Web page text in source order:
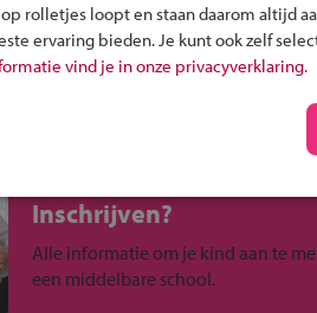
Inschrijven?
Alle informatie om je kind aan te
een middelbare school.
rolletjes loopt en staan daarom altijd
ervaring bieden. Je kunt ook zelf
vind je in onze privacyverklaring.